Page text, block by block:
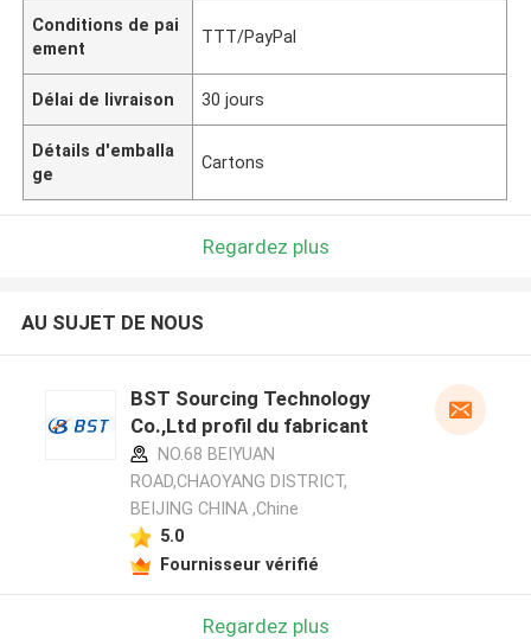
Conditions de pai
ement
TTT/PayPal
Délai de livraison 30 jours
Détails d'emballa
ge
Cartons
Regardez plus
AU SUJET DE NOUS
BST Sourcing Technology
Co.,Ltd profil du fabricant
NO.68 BEIYUAN
ROAD,CHAOYANG DISTRICT,
BEIJING CHINA ,Chine
5.0
Fournisseur vérifié
Regardez plus